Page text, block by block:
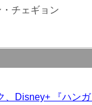
チェギョン
、Disney+ 『ハン